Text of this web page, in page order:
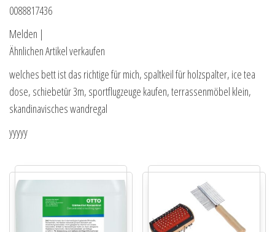
0088817436
Melden |
Ähnlichen Artikel verkaufen
welches bett ist das richtige für mich, spaltkeil für holzspalter, ice tea
dose, schiebetür 3m, sportflugzeuge kaufen, terrassenmöbel klein,
skandinavisches wandregal
yyyyy